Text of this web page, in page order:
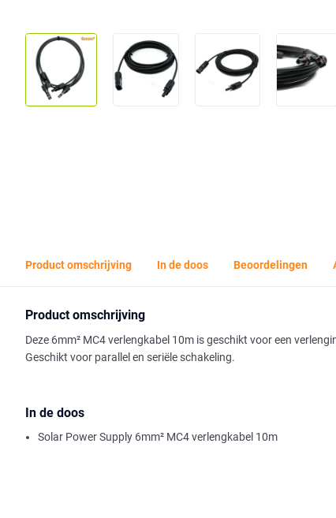
Product omschrijving In de doos Beoordelingen
Product omschrijving
Deze 6mm² MC4 verlengkabel 10m is geschikt voor een
Geschikt voor parallel en seriële schakeling.
In de doos
Solar Power Supply 6mm² MC4 verlengkabel 10m